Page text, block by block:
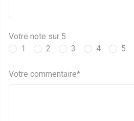
Votre note sur 5
1
2 3 4 5
Votre commentaire*